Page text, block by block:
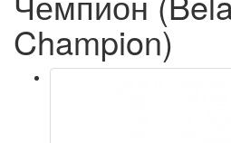
Champion)